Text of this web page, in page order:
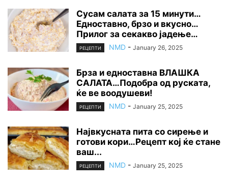
Сусам салата за 15 минути…
Едноставно, брзо и вкусно…
Прилог за секакво јадење…
РЕЦЕПТИ NMD - January 26, 2025
Брза и едноставна ВЛАШКА
САЛАТА…Подобра од руската,
ќе ве воодушеви!
РЕЦЕПТИ NMD - January 25, 2025
Највкусната пита со сирење и
готови кори…Рецепт кој ќе стане
ваш...
РЕЦЕПТИ NMD - January 25, 2025